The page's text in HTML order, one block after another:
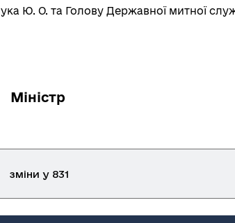
Ю. О. та Голову Державної митної
Міністр
зміни у 831